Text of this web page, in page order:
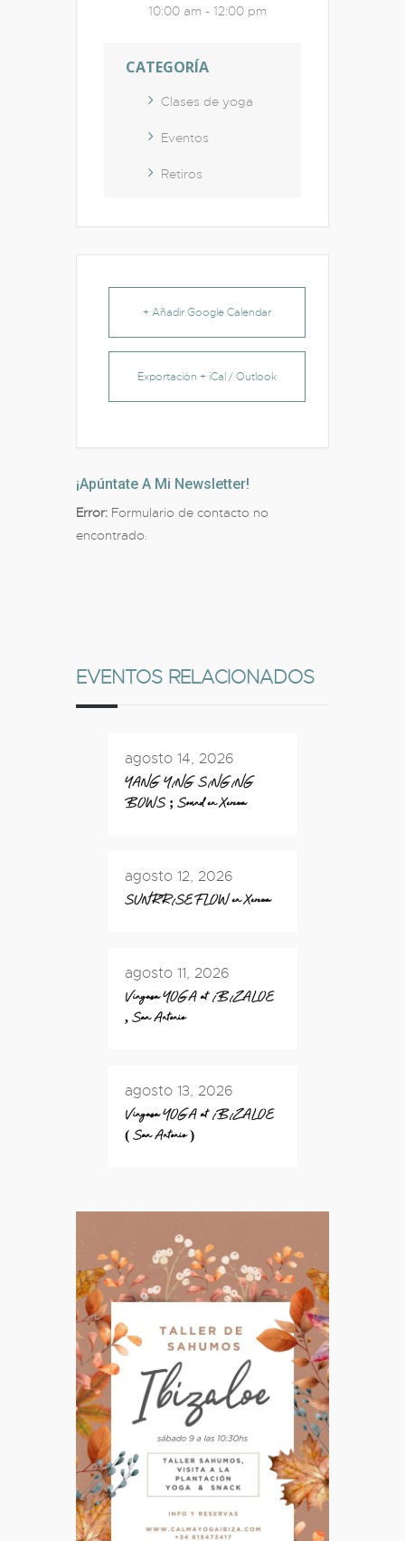
10:00 am - 12:00 pm
CATEGORÍA
Clases de yoga
Eventos
Retiros
+ Añadir Google Calendar
Exportación + iCal / Outlook
¡Apúntate A Mi Newsletter!
Error: Formulario de contacto no
encontrado.
EVENTOS RELACIONADOS
agosto 14, 2026
YANG YING SINGING
BOWS ; Sound en Xereca
agosto 12, 2026
SUNRRISE FLOW en Xereca
agosto 11, 2026
Vinyasa YOGA at IBIZALOE
, San Antonio
agosto 13, 2026
Vinyasa YOGA at IBIZALOE
( San Antonio )